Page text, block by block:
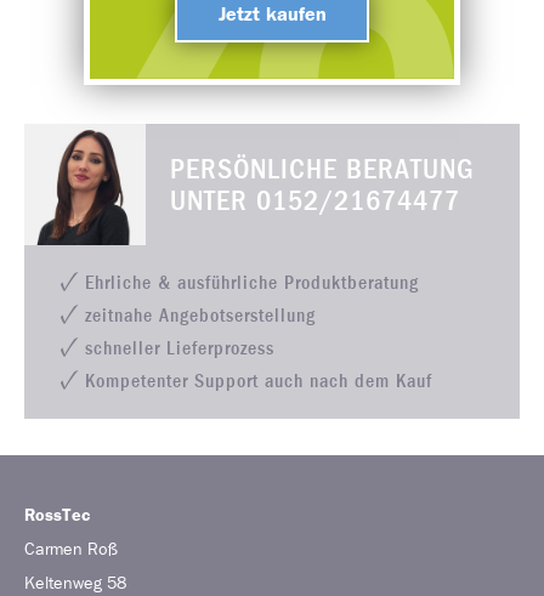
PERSÖNLICHE BERATUNG
UNTER 0152/21674477
Ehrliche & ausführliche Produktberatung
zeitnahe Angebotserstellung
schneller Lieferprozess
Kompetenter Support auch nach dem Kauf
RossTec
Carmen Roß
Keltenweg 58
Jetzt kaufen